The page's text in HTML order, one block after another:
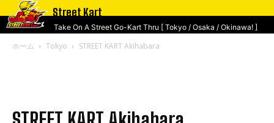
Street Kart
Take On A Street Go-Kart Thru [ Tokyo / Osaka / Okinawa! ]
ホーム Tokyo STREET KART Akihabara